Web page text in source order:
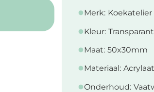
Merk: Koekatelier
Kleur: Transparant
Maat: 50x30mm
Materiaal: Acrylaat
Onderhoud: